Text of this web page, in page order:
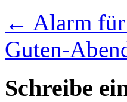
← Alarm
Guten-
Schreibe